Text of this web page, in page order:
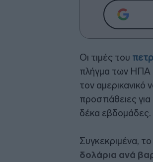
Οι τιμές του
πλήγμα των ΗΠΑ
τον αμερικανικό
προσπάθειες
δέκα εβδομάδες.
Συγκεκριμένα, το
δολάρια ανά